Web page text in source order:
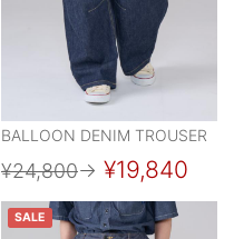
BALLOON DENIM TROUSER
¥24,800→ ¥19,840
SALE